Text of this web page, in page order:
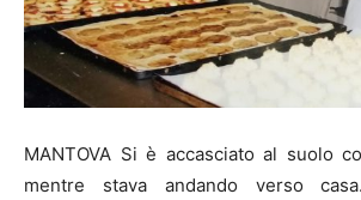
MANTOVA Si è accasciato al suolo
mentre stava andando verso